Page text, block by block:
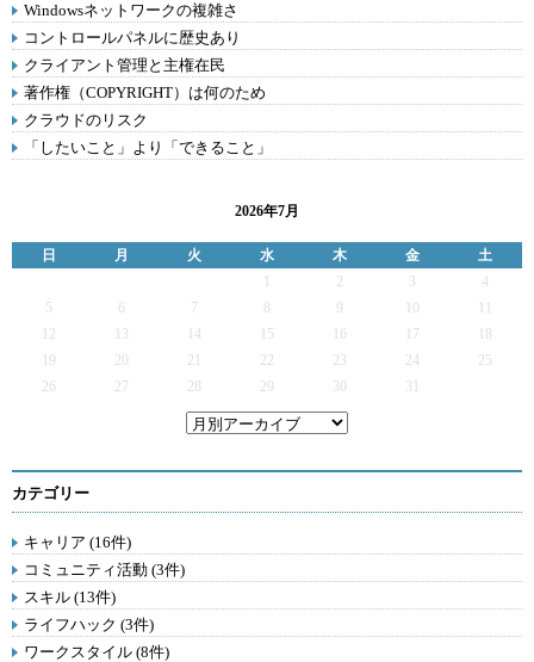
Windowsネットワークの複雑さ
コントロールパネルに歴史あり
クライアント管理と主権在民
著作権（COPYRIGHT）は何のため
クラウドのリスク
「したいこと」より「できること」
2026年7月
日 月 火 水 木 金
土
2 3
4
5
6 7 9
12
13 14 15 16 17
19
20 21 22 23 24
25
26
27 28 29 30 31
カテゴリー
キャリア (16件)
コミュニティ活動 (3件)
スキル (13件)
ライフハック (3件)
ワークスタイル (8件)